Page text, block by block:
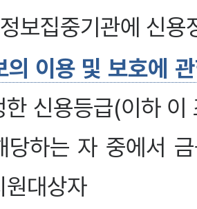
보집중기관에 신용
의 이용 및 보호에
한 신용등급(이하
당하는 자 중에서
원대상자